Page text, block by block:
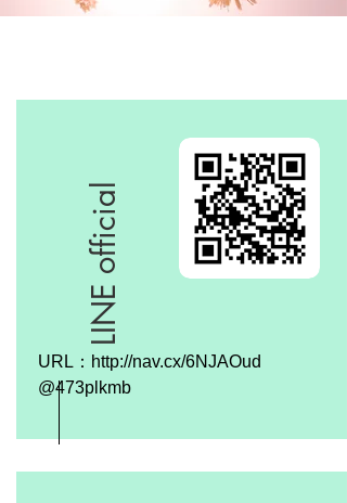
LINE official
URL：http://nav.cx/6NJAOud
@473plkmb​